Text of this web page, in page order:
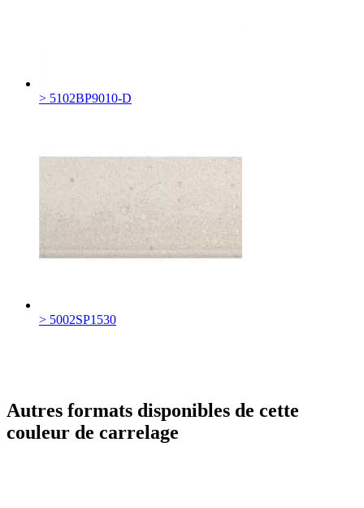
> 5102BP9010-D
> 5002SP1530
Autres formats disponibles de cette
couleur de carrelage